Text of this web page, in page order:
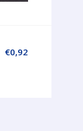
€0,92